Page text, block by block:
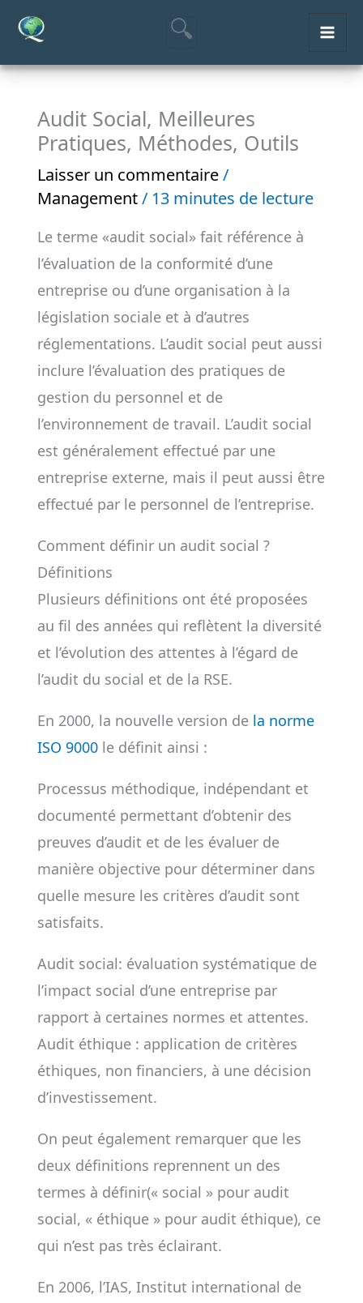
Aller
contenu
Audit Social, Meilleures
Pratiques, Méthodes, Outils
Laisser un commentaire /
Management/ 13 minutes de lecture
Le terme «audit social» fait référence à
l’évaluation de la conformité d’une
entreprise ou d’une organisation à la
législation sociale et à d’autres
réglementations. L’audit social peut aussi
inclure l’évaluation des pratiques de
gestion du personnel et de
l’environnement de travail. L’audit social
est généralement effectué par une
entreprise externe, mais il peut aussi être
effectué par le personnel de l’entreprise.
Comment définir un audit social ?
Définitions
Plusieurs définitions ont été proposées
au fil des années qui reflètent la diversité
et l’évolution des attentes à l’égard de
l’audit du social et de la RSE.
En 2000, la nouvelle version de la norme
ISO 9000le définit ainsi :
Processus méthodique, indépendant et
documenté permettant d’obtenir des
preuves d’audit et de les évaluer de
manière objective pour déterminer dans
quelle mesure les critères d’audit sont
satisfaits.
Audit social: évaluation systématique de
l’impact social d’une entreprise par
rapport à certaines normes et attentes.
Audit éthique : application de critères
éthiques, non financiers, à une décision
d’investissement.
On peut également remarquer que les
deux définitions reprennent un des
termes à définir(« social » pour audit
social, « éthique » pour audit éthique), ce
qui n’est pas très éclairant.
En 2006, l’IAS, Institut international de